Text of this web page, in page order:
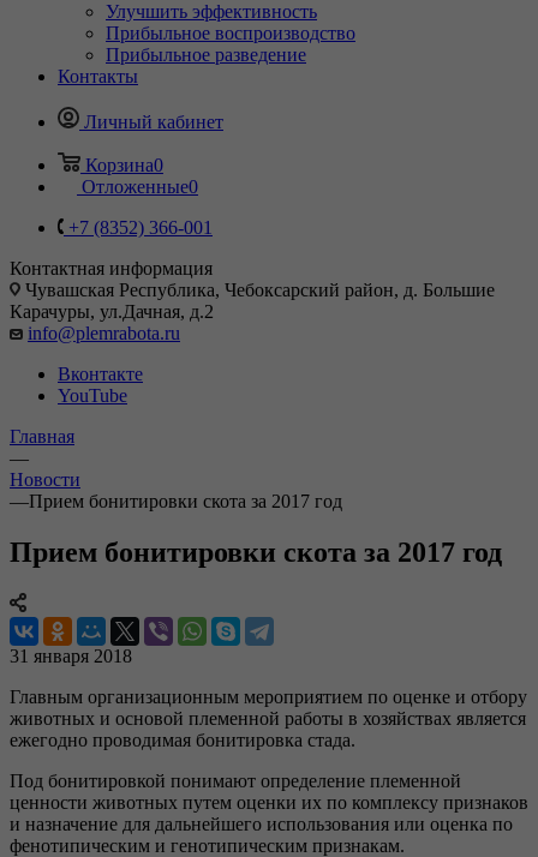
Улучшить эффективность
Прибыльное воспроизводство
Прибыльное разведение
Контакты
Личный кабинет
Корзина0
Отложенные0
+7 (8352) 366-001
Контактная информация
Чувашская Республика, Чебоксарский район, д. Большие
Карачуры, ул.Дачная, д.2
info@plemrabota.ru
Вконтакте
YouTube
Главная
—
Новости
—Прием бонитировки скота за 2017 год
Прием бонитировки скота за 2017 год
31 января 2018
Главным организационным мероприятием по оценке и отбору
животных и основой племенной работы в хозяйствах является
ежегодно проводимая бонитировка стада.
Под бонитировкой понимают определение племенной
ценности животных путем оценки их по комплексу признаков
и назначение для дальнейшего использования или оценка по
фенотипическим и генотипическим признакам.